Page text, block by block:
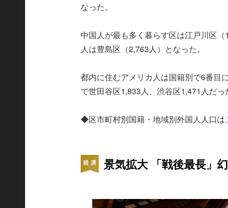
なった。
中国人が最も多く暮らす区は江戸川区
人は豊島区（2,763人）となった。
都内に住むアメリカ人は国籍別で6番目
で世田谷区1,833人、渋谷区1,471人だっ
◆区市町村別国籍・地域別外国人人口は
景気拡大 「戦後最長」